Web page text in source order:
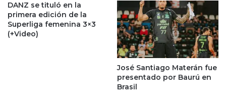
DANZ se tituló en la
primera edición de la
Superliga femenina 3×3
(+Video)
José Santiago Materán fue
presentado por Baurú en
Brasil